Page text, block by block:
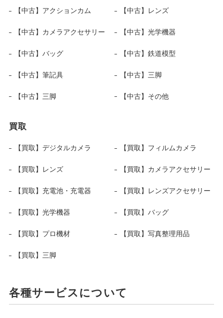
【中古】アクションカム 【中古】レンズ
【中古】カメラアクセサリー 【中古】光学機器
【中古】バッグ 【中古】鉄道模型
【中古】筆記具 【中古】三脚
【中古】三脚 【中古】その他
買取
【買取】デジタルカメラ 【買取】フィルムカメラ
【買取】レンズ 【買取】カメラアクセサリー
【買取】充電池・充電器 【買取】レンズアクセサリー
【買取】光学機器 【買取】バッグ
【買取】プロ機材 【買取】写真整理用品
【買取】三脚
各種サービスについて